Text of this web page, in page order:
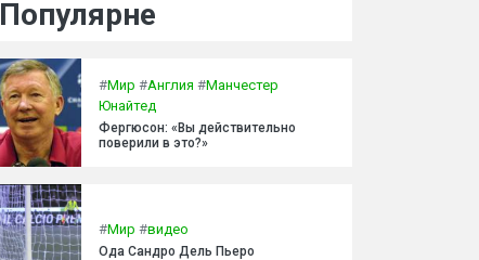
Популярне
#Мир #Англия #Манчестер
Юнайтед
Фергюсон: «Вы действительно
поверили в это?»
#Мир #видео
Ода Сандро Дель Пьеро